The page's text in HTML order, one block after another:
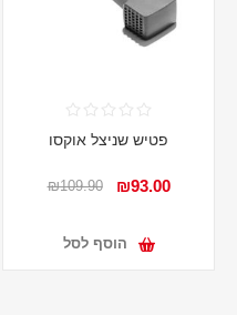
פטיש שניצל אוקסו
₪93.00
₪109.90
הוסף לסל